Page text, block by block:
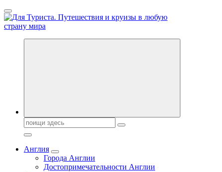
Перейти
к
содержанию
Новости туризма, куда поехать на отдых, где провести отпуск.
Поиск:
Англия
Города Англии
Достопримечательности Англии